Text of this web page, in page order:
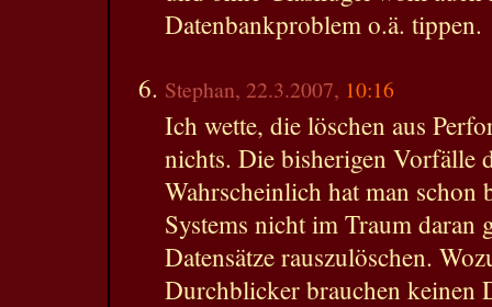
Datenbankproblem o.ä. tippen.
Stephan, 22.3.2007, 10:16
Ich wette, die löschen aus
nichts. Die bisherigen Vorfälle
Wahrscheinlich hat man schon
Systems nicht im Traum daran
Datensätze rauszulöschen.
Durchblicker brauchen keinen